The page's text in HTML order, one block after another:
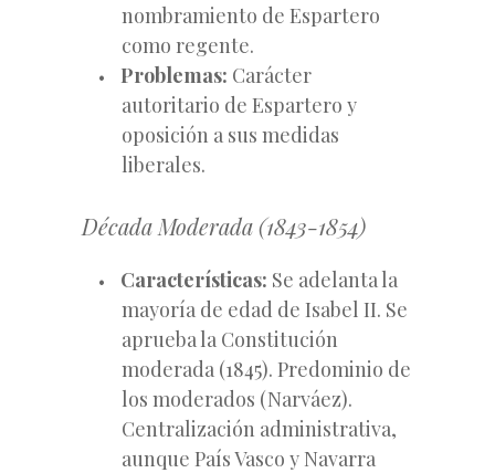
nombramiento de Espartero
como regente.
Problemas: Carácter
autoritario de Espartero y
oposición a sus medidas
liberales.
Década Moderada (1843-1854)
Características: Se adelanta la
mayoría de edad de Isabel II. Se
aprueba la Constitución
moderada (1845). Predominio de
los moderados (Narváez).
Centralización administrativa,
aunque País Vasco y Navarra